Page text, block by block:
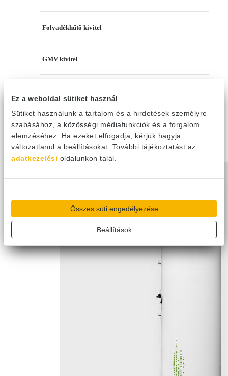
Ez a weboldal sütiket használ
Sütiket használunk a tartalom és a hirdetések személyre
szabásához, a közösségi médiafunkciók és a forgalom
elemzéséhez. Ha ezeket elfogadja, kérjük hagyja
változatlanul a beállításokat. További tájékoztatást az
adatkezelési oldalunkon talál.
Összes süti engedélyezése
Beállítások
Folyadékhűtő kivitel
GMV kivitel
Gree termékek Kereskedelmi klímák / HydroMulti HMV tartály
Termék szűrő